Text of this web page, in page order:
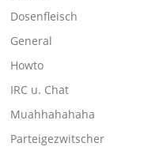
Dosenfleisch
General
Howto
IRC u. Chat
Muahhahahaha
Parteigezwitscher